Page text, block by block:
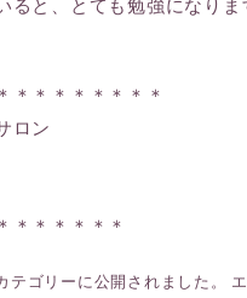
＊＊＊＊＊＊＊＊
ロン
＊＊＊＊＊＊
ゴリーに公開されました。